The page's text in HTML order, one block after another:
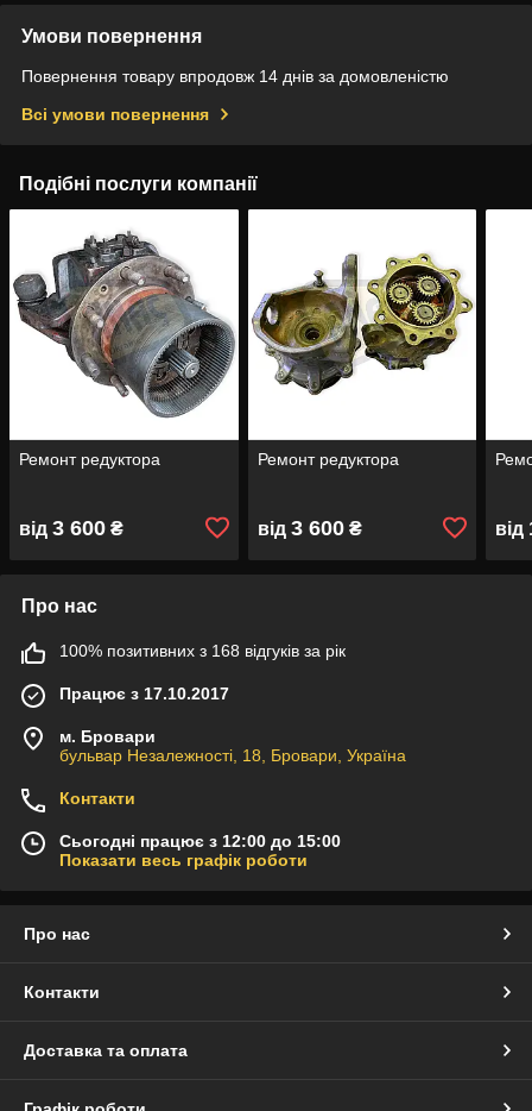
Умови повернення
Повернення товару впродовж 14 днів за домовленістю
Всі умови повернення
Подібні послуги компанії
Ремонт редуктора
від 3 600 ₴
Ремонт редуктора
від 3 600₴ від
Про нас
100% позитивних з 168 відгуків за рік
Працює з 17.10.2017
м. Бровари
бульвар Незалежності, 18, Бровари, Україна
Контакти
Сьогодні працює з 12:00 до 15:00
Показати весь графік роботи
Про нас
Контакти
Доставка та оплата